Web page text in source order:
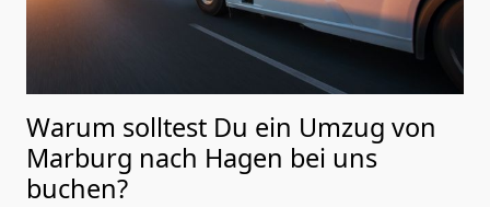
Warum solltest Du ein Umzug von
Marburg nach Hagen bei uns
buchen?